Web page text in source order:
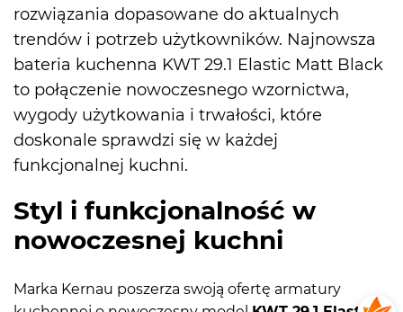
rozwiązania dopasowane do aktualnych
trendów i potrzeb użytkowników. Najnowsza
bateria kuchenna KWT 29.1 Elastic Matt Black
to połączenie nowoczesnego wzornictwa,
wygody użytkowania i trwałości, które
doskonale sprawdzi się w każdej
funkcjonalnej kuchni.
Styl i funkcjonalność w
nowoczesnej kuchni
Marka Kernau poszerza swoją ofertę armatury